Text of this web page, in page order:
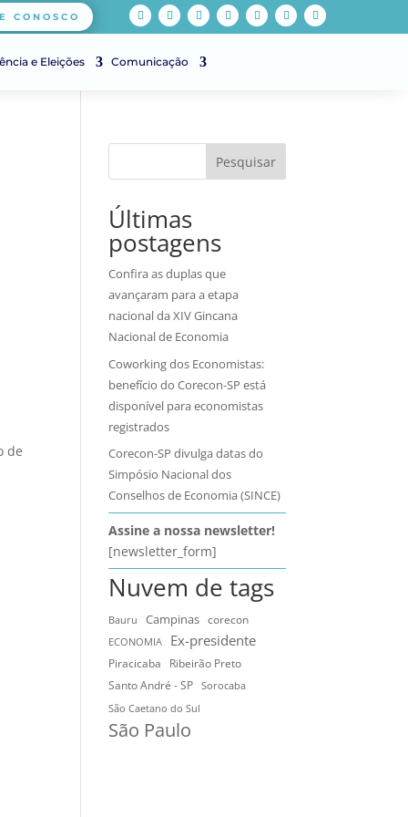
CONOSCO
e Eleições Comunicação
de
Pesquisar
Últimas
postagens
Confira as duplas que
avançaram para a etapa
nacional da XIV Gincana
Nacional de Economia
Coworking dos Economistas:
benefício do Corecon-SP está
disponível para economistas
registrados
Corecon-SP divulga datas do
Simpósio Nacional dos
Conselhos de Economia (SINCE)
Assine a nossa newsletter!
[newsletter_form]
Nuvem de tags
Bauru Campinas
corecon
ECONOMIA
Ex-presidente
Piracicaba
Ribeirão Preto
Santo André - SP
Sorocaba
São Caetano do Sul
São Paulo